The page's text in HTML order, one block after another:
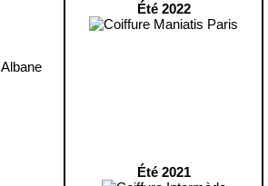
Été 2022
Été 2021